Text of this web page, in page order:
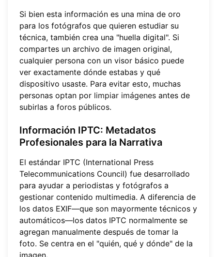
Si bien esta información es una mina de oro
para los fotógrafos que quieren estudiar su
técnica, también crea una "huella digital". Si
compartes un archivo de imagen original,
cualquier persona con un visor básico puede
ver exactamente dónde estabas y qué
dispositivo usaste. Para evitar esto, muchas
personas optan por limpiar imágenes antes de
subirlas a foros públicos.
Información IPTC: Metadatos
Profesionales para la Narrativa
El estándar IPTC (International Press
Telecommunications Council) fue desarrollado
para ayudar a periodistas y fotógrafos a
gestionar contenido multimedia. A diferencia de
los datos EXIF—que son mayormente técnicos y
automáticos—los datos IPTC normalmente se
agregan manualmente después de tomar la
foto. Se centra en el "quién, qué y dónde" de la
imagen.